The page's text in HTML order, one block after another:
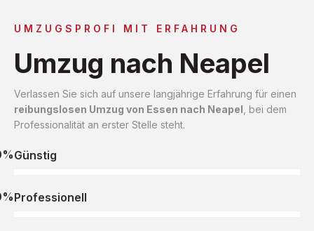
UMZUGSPROFI MIT ERFAHRUNG
Umzug nach Neapel
Verlassen Sie sich auf unsere langjährige Erfahrung für einen
reibungslosen Umzug von Essen nach Neapel , bei dem
Professionalität an erster Stelle steht.
Günstig
Professionell